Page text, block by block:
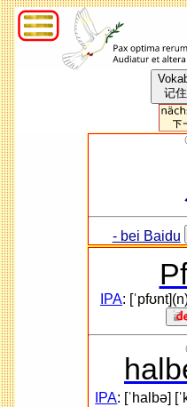
记
(
- bei Baidu
IPA:
IPA: [ˈhalbə]